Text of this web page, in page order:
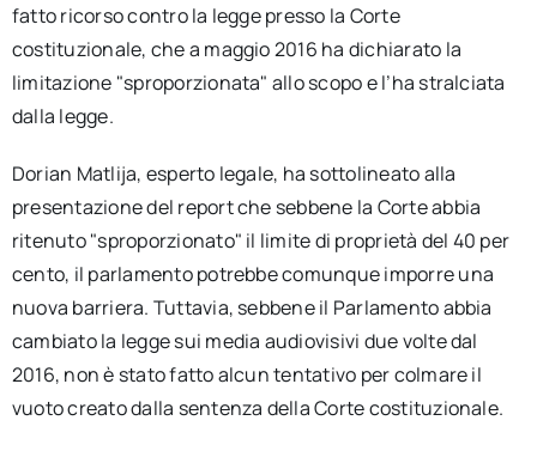
fatto ricorso contro la legge presso la Corte
costituzionale, che a maggio 2016 ha dichiarato la
limitazione "sproporzionata" allo scopo e l’ha stralciata
dalla legge.
Dorian Matlija, esperto legale, ha sottolineato alla
presentazione del report che sebbene la Corte abbia
ritenuto "sproporzionato" il limite di proprietà del 40 per
cento, il parlamento potrebbe comunque imporre una
nuova barriera. Tuttavia, sebbene il Parlamento abbia
cambiato la legge sui media audiovisivi due volte dal
2016, non è stato fatto alcun tentativo per colmare il
vuoto creato dalla sentenza della Corte costituzionale.